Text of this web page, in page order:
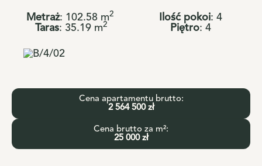
Metraż: 102.58 m2
Taras: 35.19 m2
Ilość pokoi: 4
Piętro: 4
Cena apartamentu brutto:
2 564 500 zł
Cena brutto za m²:
25 000 zł